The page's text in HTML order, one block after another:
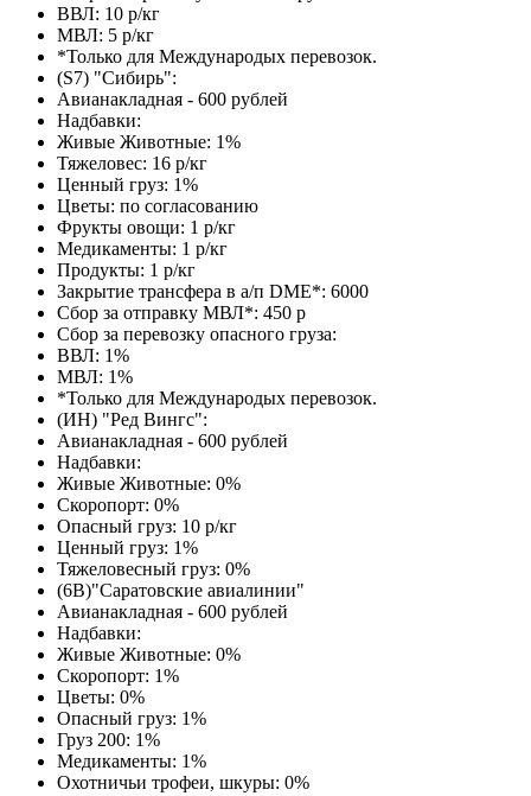
ВВЛ: 10 р/кг
МВЛ: 5 р/кг
*Только для Международых перевозок.
(S7) "Сибирь":
Авианакладная - 600 рублей
Надбавки:
Живые Животные: 1%
Тяжеловес: 16 р/кг
Ценный груз: 1%
Цветы: по согласованию
Фрукты овощи: 1 р/кг
Медикаменты: 1 р/кг
Продукты: 1 р/кг
Закрытие трансфера в а/п DME*: 6000
Сбор за отправку МВЛ*: 450 р
Сбор за перевозку опасного груза:
ВВЛ: 1%
МВЛ: 1%
*Только для Международых перевозок.
(ИН) "Ред Вингс":
Авианакладная - 600 рублей
Надбавки:
Живые Животные: 0%
Скоропорт: 0%
Опасный груз: 10 р/кг
Ценный груз: 1%
Тяжеловесный груз: 0%
(6В)"Саратовские авиалинии"
Авианакладная - 600 рублей
Надбавки:
Живые Животные: 0%
Скоропорт: 1%
Цветы: 0%
Опасный груз: 1%
Груз 200: 1%
Медикаменты: 1%
Охотничьи трофеи, шкуры: 0%